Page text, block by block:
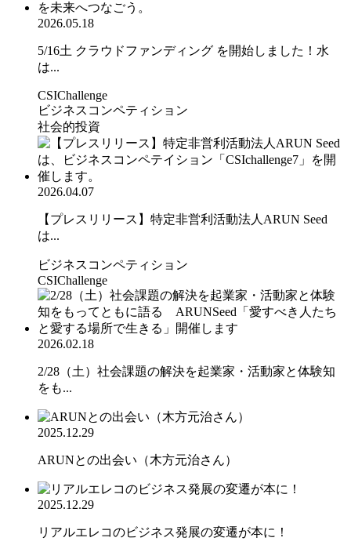
2026.05.18
5/16土 クラウドファンディング を開始しました！水
は...
CSIChallenge
ビジネスコンペティション
社会的投資
2026.04.07
【プレスリリース】特定非営利活動法人ARUN Seed
は...
ビジネスコンペティション
CSIChallenge
2026.02.18
2/28（土）社会課題の解決を起業家・活動家と体験知
をも...
2025.12.29
ARUNとの出会い（木方元治さん）
2025.12.29
リアルエレコのビジネス発展の変遷が本に！